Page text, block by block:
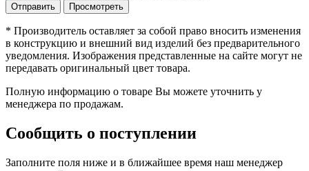
* Производитель оставляет за собой право вносить изменения
в конструкцию и внешний вид изделий без предварительного
уведомления. Изображения представленные на сайте могут не
передавать оригинальный цвет товара.
Полную информацию о товаре Вы можете уточнить у
менеджера по продажам.
Сообщить о поступлении
Заполните поля ниже и в ближайшее время наш менеджер